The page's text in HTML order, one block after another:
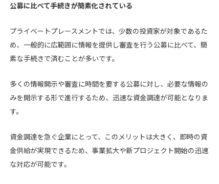
公募に比べて手続きが簡素化されている
プライベートプレースメントでは、少数の投資家が対象であるた
め、一般的に広範囲に情報を提供し審査を行う公募に比べて、簡
素な手続きで済むことが多いです。
多くの情報開示や審査に時間を要する公募に対し、必要な情報の
みを開示する形で進行するため、迅速な資金調達が可能となりま
す。
資金調達を急ぐ企業にとって、このメリットは大きく、即時の資
金供給が実現できるため、事業拡大や新プロジェクト開始の迅速
な対応が可能です。